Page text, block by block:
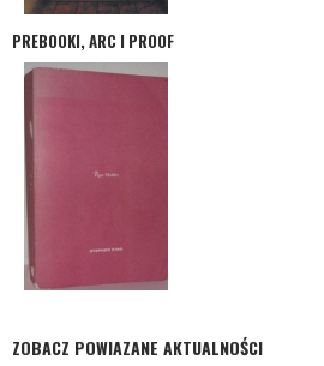
PREBOOKI, ARC I PROOF
ZOBACZ POWIAZANE AKTUALNOŚCI